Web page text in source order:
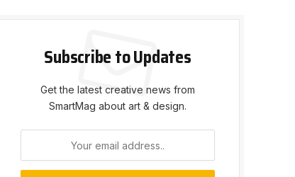
Subscribe to Updates
Get the latest creative news from
SmartMag about art & design.